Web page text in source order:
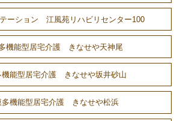
ーション 江風苑リハビリセンター100
機能型居宅介護 きなせや天神尾
機能型居宅介護 きなせや坂井砂山
多機能型居宅介護 きなせや松浜